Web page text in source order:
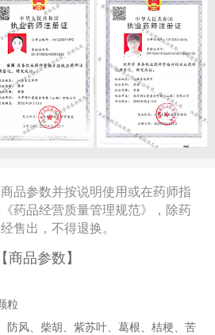
品参数并按说明使用或在药师指
药品经营质量管理规范》，除药
售出，不得退换。
【商品参数】
粒
防风、柴胡、紫苏叶、葛根、桔梗、苦